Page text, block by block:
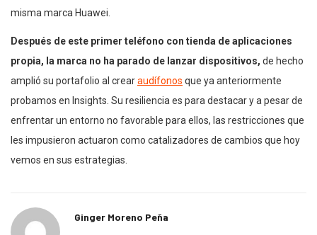
misma marca Huawei.
Después de este primer teléfono con tienda de aplicaciones
propia, la marca no ha parado de lanzar dispositivos, de hecho
amplió su portafolio al crearaudífonos que ya anteriormente
probamos en Insights. Su resiliencia es para destacar y a pesar de
enfrentar un entorno no favorable para ellos, las restricciones que
les impusieron actuaron como catalizadores de cambios que hoy
vemos en sus estrategias.
Ginger Moreno Peña